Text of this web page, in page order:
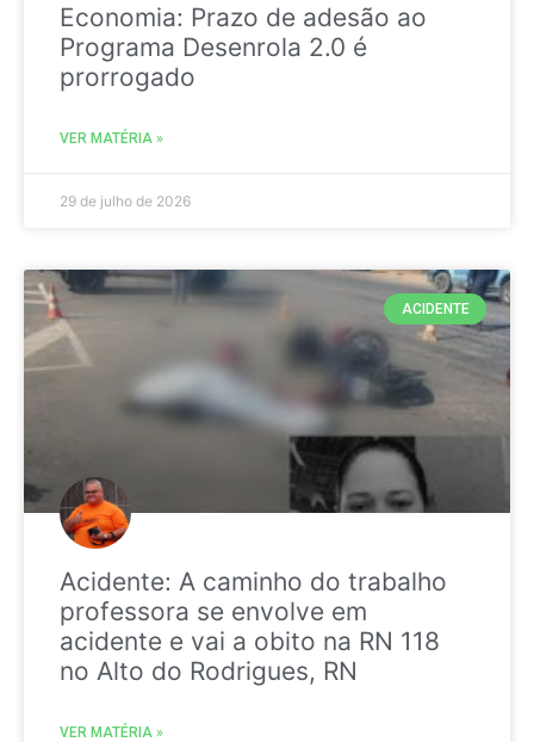
Economia: Prazo de adesão ao
Programa Desenrola 2.0 é
prorrogado
VER MATÉRIA »
29 de julho de 2026
ACIDENTE
Acidente: A caminho do trabalho
professora se envolve em
acidente e vai a obito na RN 118
no Alto do Rodrigues, RN
VER MATÉRIA »